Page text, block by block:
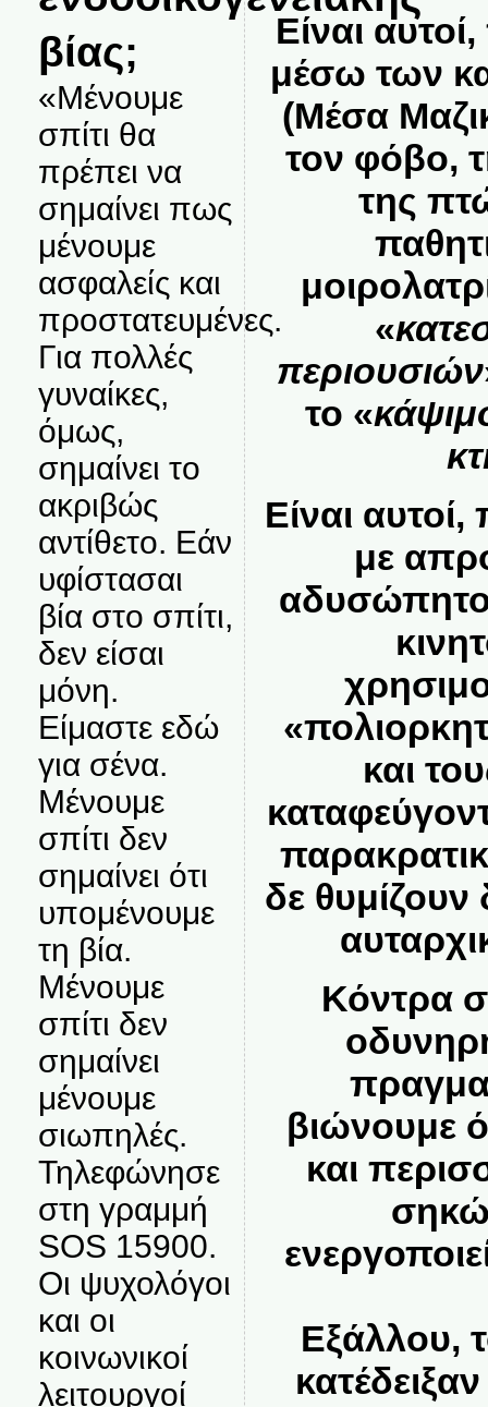
βίας;
«Μένουμε
σπίτι θα
πρέπει να
σημαίνει πως
μένουμε
ασφαλείς και
προστατευμένες.
Για πολλές
γυναίκες,
όμως,
σημαίνει το
ακριβώς
αντίθετο. Εάν
υφίστασαι
βία στο σπίτι,
δεν είσαι
μόνη.
Είμαστε εδώ
για σένα.
Μένουμε
σπίτι δεν
σημαίνει ότι
υπομένουμε
τη βία.
Μένουμε
σπίτι δεν
σημαίνει
μένουμε
σιωπηλές.
Τηλεφώνησε
στη γραμμή
SOS 15900.
Οι ψυχολόγοι
και οι
κοινωνικοί
λειτουργοί
Είναι
μέσω των
(Μέσα
τον φόβο,
της
«
περιουσιών
το «
Είναι
με
αδυσώπητο
και
δε
Κόντρα
βιώνουμε
και
Εξάλλου,